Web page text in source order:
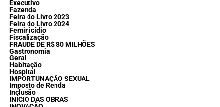
Executivo
Fazenda
Feira do Livro 2023
Feira do Livro 2024
Feminicídio
Fiscalização
FRAUDE DE R$ 80 MILHÕES
Gastronomia
Geral
Habitação
Hospital
IMPORTUNAÇÃO SEXUAL
Imposto de Renda
Inclusão
INÍCIO DAS OBRAS